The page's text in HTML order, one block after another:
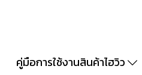
คู่มือการใช้งานสินค้าไฮวิว